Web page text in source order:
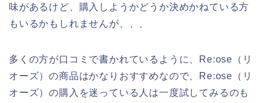
味があるけど、購入しようかどうか決めかねている方
もいるかもしれませんが、、、
多くの方が口コミで書かれているように、Re:ose（リ
オーズ）の商品はかなりおすすめなので、Re:ose（リ
オーズ）の購入を迷っている人は一度試してみるのも